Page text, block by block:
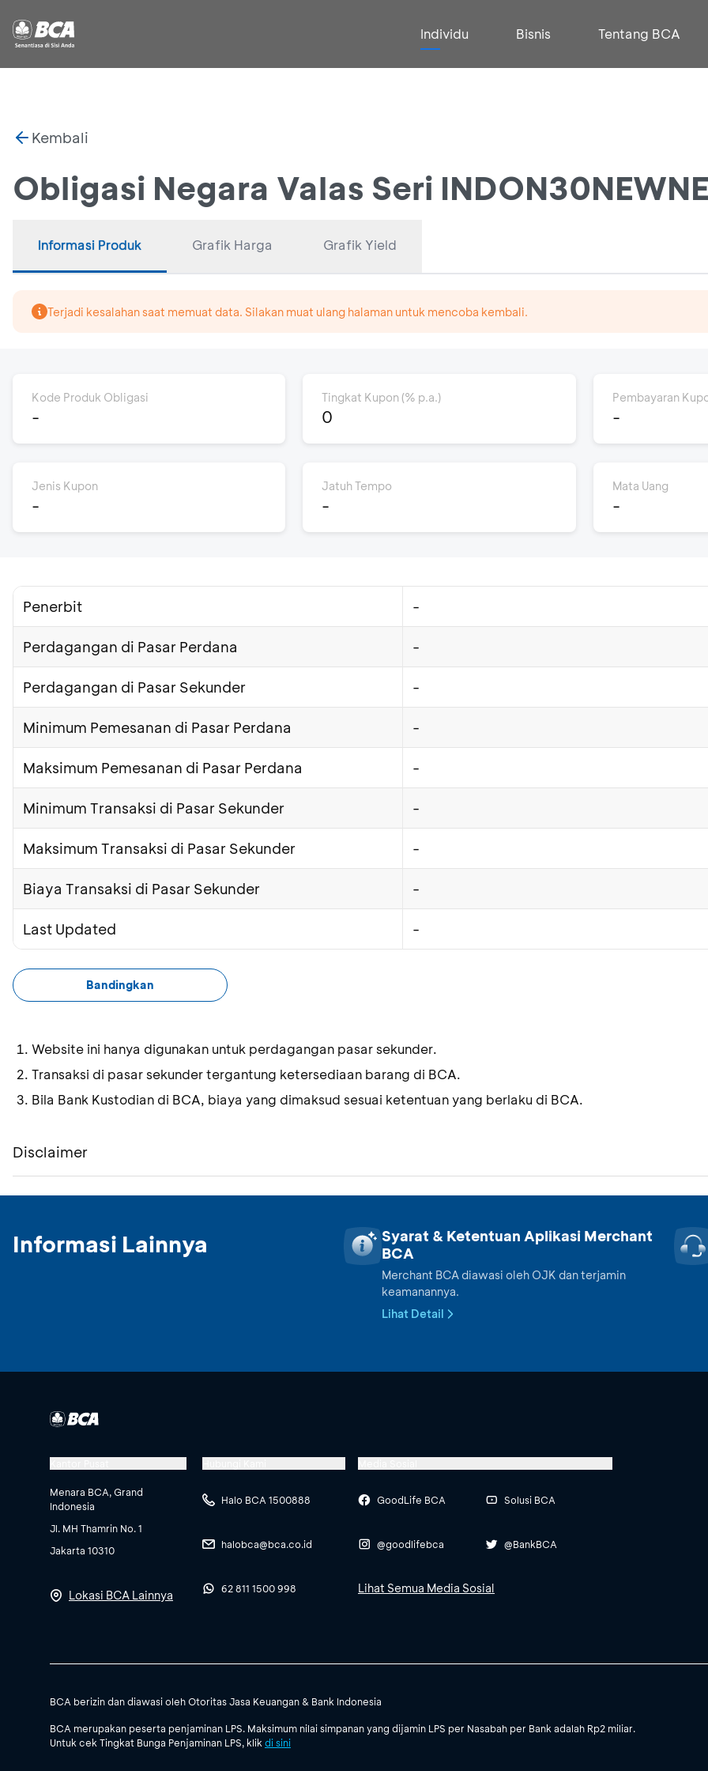
Individu Bisnis Tentang BCA
Kembali
Obligasi Negara Valas Seri
Informasi Produk Grafik Harga Grafik Yield
Terjadi kesalahan saat memuat data. Silakan muat ulang halaman untuk mencoba kembali.
Kode Produk Obligasi
-
Tingkat Kupon (% p.a.)
0
Pembayaran
-
Jenis Kupon
-
Jatuh Tempo
-
Mata Uang
-
Penerbit -
Perdagangan di Pasar Perdana -
Perdagangan di Pasar Sekunder -
Minimum Pemesanan di Pasar Perdana -
Maksimum Pemesanan di Pasar Perdana -
Minimum Transaksi di Pasar Sekunder -
Maksimum Transaksi di Pasar Sekunder -
Biaya Transaksi di Pasar Sekunder -
Last Updated -
Bandingkan
Website ini hanya digunakan untuk perdagangan pasar sekunder.
Transaksi di pasar sekunder tergantung ketersediaan barang di BCA.
Bila Bank Kustodian di BCA, biaya yang dimaksud sesuai ketentuan yang berlaku di BCA.
Disclaimer
Informasi Lainnya
Syarat & Ketentuan Aplikasi Merchant
BCA
Merchant BCA diawasi oleh OJK dan terjamin
keamanannya.
Lihat Detail
Menara BCA, Grand
Indonesia
Jl. MH Thamrin No. 1
Jakarta 10310
Lokasi BCA Lainnya
Halo BCA 1500888
halobca@bca.co.id
62 811 1500 998
GoodLife BCA
@goodlifebca
Solusi BCA
@BankBCA
Lihat Semua Media Sosial
BCA berizin dan diawasi oleh Otoritas Jasa Keuangan & Bank Indonesia
BCA merupakan peserta penjaminan LPS. Maksimum nilai simpanan yang dijamin LPS per Nasabah per Bank adalah Rp2 miliar.
Untuk cek Tingkat Bunga Penjaminan LPS, klik di sini